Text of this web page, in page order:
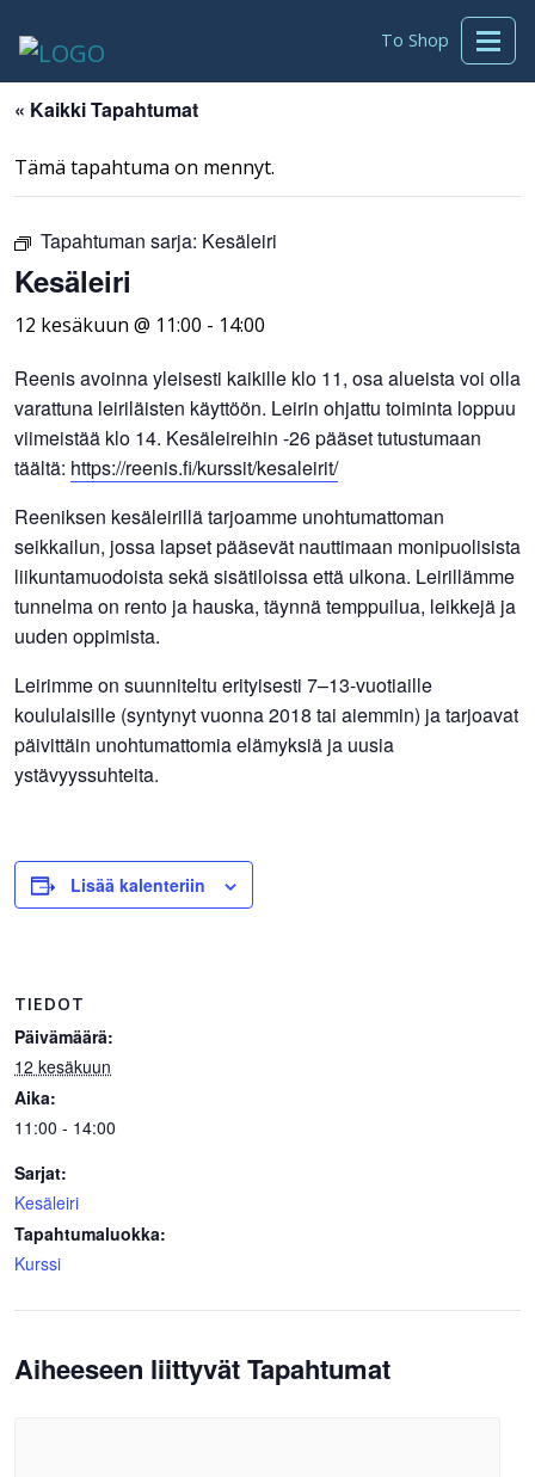
To Shop
« Kaikki Tapahtumat
Tämä tapahtuma on mennyt.
Tapahtuman sarja: Kesäleiri
Kesäleiri
12 kesäkuun @ 11:00 - 14:00
Reenis avoinna yleisesti kaikille klo 11, osa alueista voi olla
varattuna leiriläisten käyttöön. Leirin ohjattu toiminta loppuu
viimeistää klo 14. Kesäleireihin -26 pääset tutustumaan
täältä: https://reenis.fi/kurssit/kesaleirit/
Reeniksen kesäleirillä tarjoamme unohtumattoman
seikkailun, jossa lapset pääsevät nauttimaan monipuolisista
liikuntamuodoista sekä sisätiloissa että ulkona. Leirillämme
tunnelma on rento ja hauska, täynnä temppuilua, leikkejä ja
uuden oppimista.
Leirimme on suunniteltu erityisesti 7–13-vuotiaille
koululaisille (syntynyt vuonna 2018 tai aiemmin) ja tarjoavat
päivittäin unohtumattomia elämyksiä ja uusia
ystävyyssuhteita.
Lisää kalenteriin
TIEDOT
Päivämäärä:
12 kesäkuun
Aika:
11:00 - 14:00
Sarjat:
Kesäleiri
Tapahtumaluokka:
Kurssi
Aiheeseen liittyvät Tapahtumat